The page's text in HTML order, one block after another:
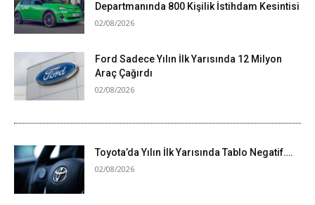
Departmanında 800 Kişilik İstihdam Kesintisi
02/08/2026
Ford Sadece Yılın İlk Yarısında 12 Milyon
Araç Çağırdı
02/08/2026
Toyota’da Yılın İlk Yarısında Tablo Negatif….
02/08/2026